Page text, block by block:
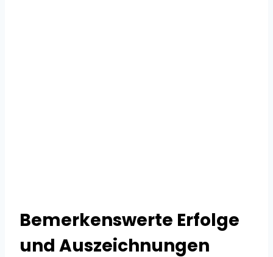
Bemerkenswerte Erfolge
und Auszeichnungen